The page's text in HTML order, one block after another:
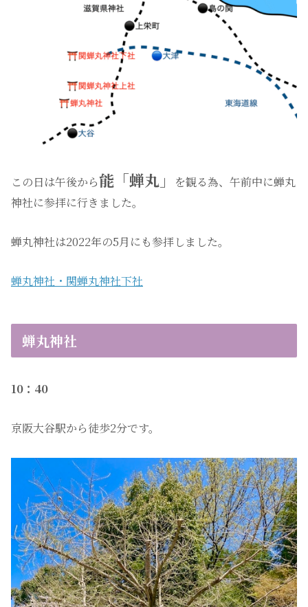
この日は午後から能「蝉丸」
を観る為、午前中に蝉丸
神社に参拝に行きました。
蝉丸神社は2022年の5月にも参拝しました。
蝉丸神社・関蝉丸神社下社
蝉丸神社
10：40
京阪大谷駅から徒歩2分です。